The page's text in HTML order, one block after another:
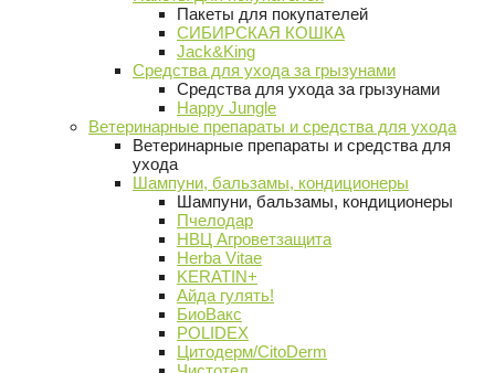
Пакеты для покупателей
СИБИРСКАЯ КОШКА
Jack&King
Средства для ухода за грызунами
Средства для ухода за грызунами
Happy Jungle
Ветеринарные препараты и средства для ухода
Ветеринарные препараты и средства для
ухода
Шампуни, бальзамы, кондиционеры
Шампуни, бальзамы, кондиционеры
Пчелодар
НВЦ Агроветзащита
Herba Vitae
KERATIN+
Айда гулять!
БиоВакс
POLIDEX
Цитодерм/CitoDerm